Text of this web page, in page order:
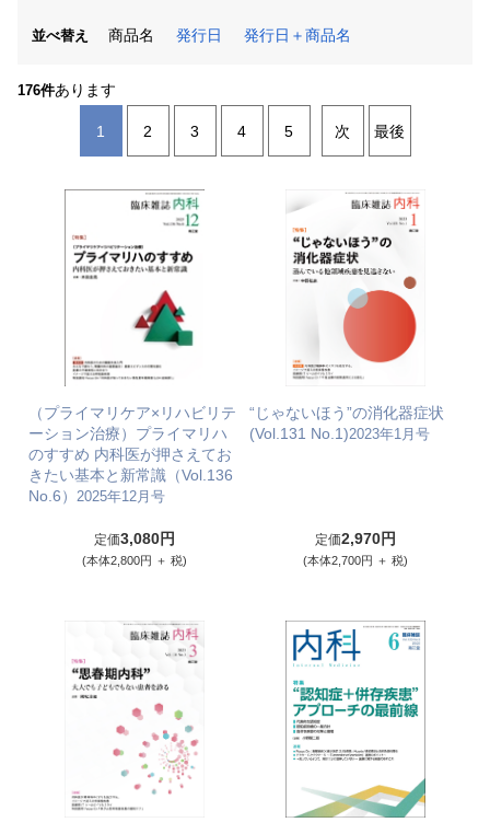
並べ替え 商品名 発行日 発行日＋商品名
176件あります
1 2 3 4 5 次 最後
（プライマリケア×リハビリテ
ーション治療）プライマリハ
のすすめ 内科医が押さえてお
きたい基本と新常識（Vol.136
No.6） 2025年12月号
定価3,080円
(本体2,800円 ＋ 税)
“じゃないほう”の消化器症状
(Vol.131 No.1)2023年1月号
定価2,970円
(本体2,700円 ＋ 税)